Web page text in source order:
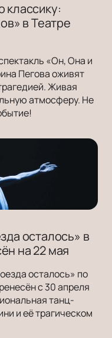
классику:
в Театре
«Он, Она и
Пегова оживят
Живая
атмосферу. Не
осталось» в
на 22 мая
осталось» по
с 30 апреля
танц-
и её трагическом